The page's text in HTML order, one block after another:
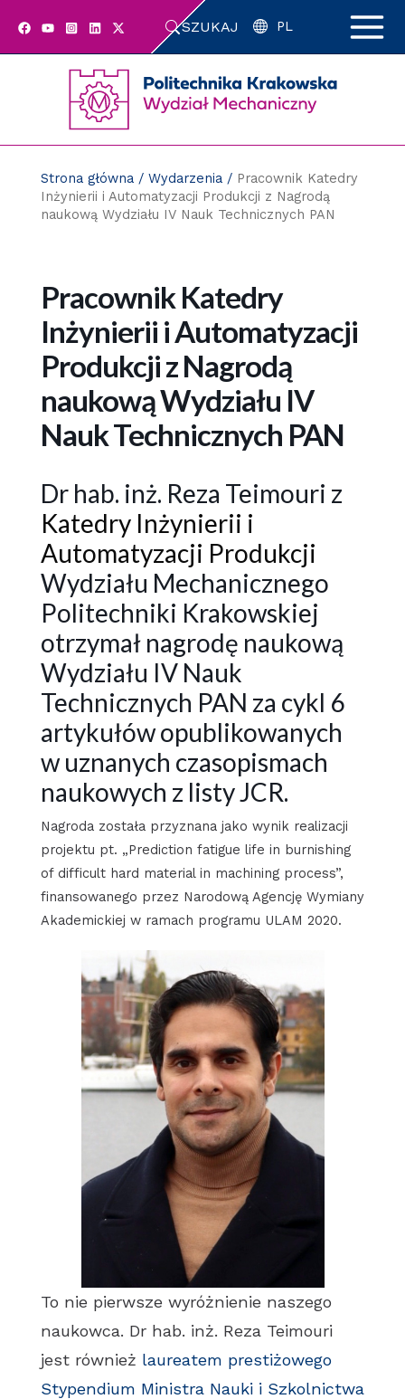
SZUKAJ PL
Strona główna/ Wydarzenia/ Pracownik Katedry
Inżynierii i Automatyzacji Produkcji z Nagrodą
naukową Wydziału IV Nauk Technicznych PAN
Pracownik Katedry
Inżynierii i Automatyzacji
Produkcji z Nagrodą
naukową Wydziału IV
Nauk Technicznych PAN
Dr hab. inż. Reza Teimouri z
Katedry Inżynierii i
Automatyzacji Produkcji
Wydziału Mechanicznego
Politechniki Krakowskiej
otrzymał nagrodę naukową
Wydziału IV Nauk
Technicznych PAN za cykl 6
artykułów opublikowanych
w uznanych czasopismach
naukowych z listy JCR.
Nagroda została przyznana jako wynik realizacji
projektu pt. „Prediction fatigue life in burnishing
of difficult hard material in machining process”,
finansowanego przez Narodową Agencję Wymiany
Akademickiej w ramach programu ULAM 2020.​
To nie pierwsze wyróżnienie naszego
naukowca. Dr hab. inż. Reza Teimouri
jest również laureatem prestiżowego
Stypendium Ministra Nauki i Szkolnictwa